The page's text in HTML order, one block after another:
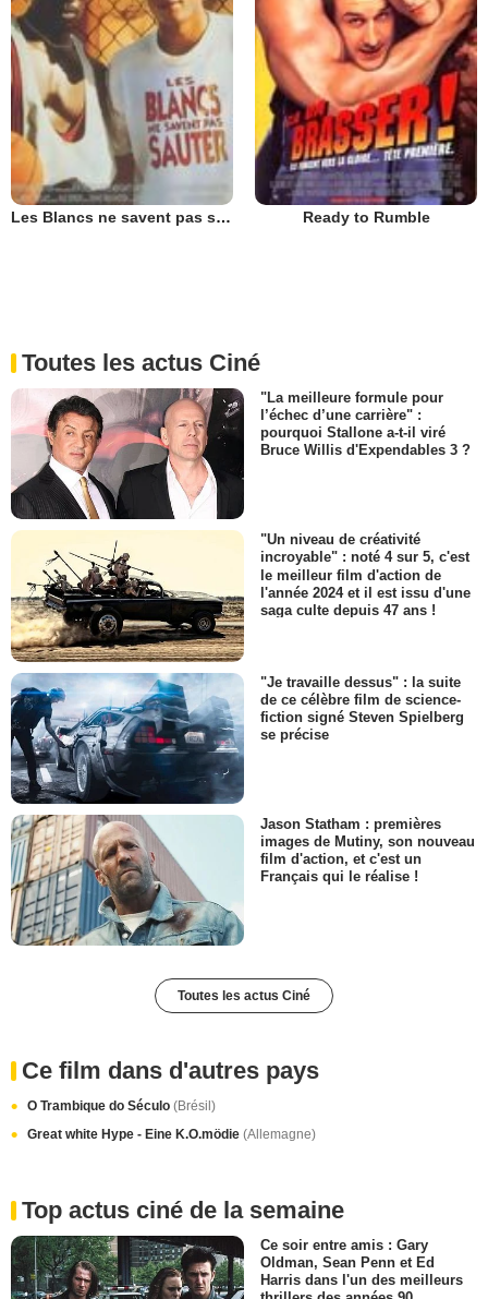
Les Blancs ne savent pas sauter Ready to Rumble
Toutes les actus Ciné
"La meilleure formule pour
l’échec d’une carrière" :
pourquoi Stallone a-t-il viré
Bruce Willis d'Expendables 3 ?
"Un niveau de créativité
incroyable" : noté 4 sur 5, c'est
le meilleur film d'action de
l'année 2024 et il est issu d'une
saga culte depuis 47 ans !
"Je travaille dessus" : la suite
de ce célèbre film de science-
fiction signé Steven Spielberg
se précise
Jason Statham : premières
images de Mutiny, son nouveau
film d'action, et c'est un
Français qui le réalise !
Toutes les actus Ciné
Ce film dans d'autres pays
O Trambique do Século (Brésil)
Great white Hype - Eine K.O.mödie (Allemagne)
Top actus ciné de la semaine
Ce soir entre amis : Gary
Oldman, Sean Penn et Ed
Harris dans l'un des meilleurs